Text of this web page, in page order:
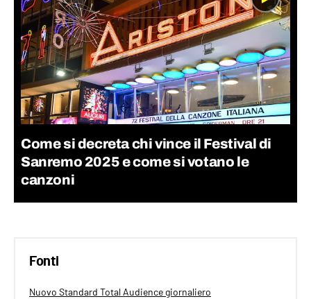
Come si decreta chi vince il Festival di
Sanremo 2025 e come si votano le
canzoni
Fonti
Nuovo Standard Total Audience giornaliero